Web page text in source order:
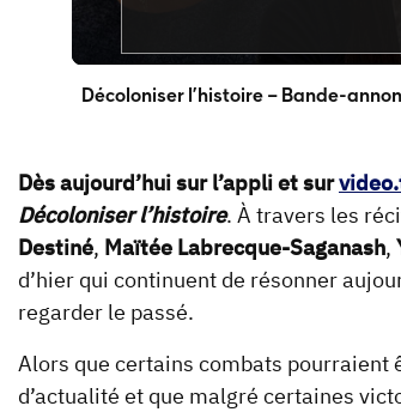
Décoloniser l’histoire – Bande-
Dès aujourd’hui sur l’appli et sur
Décoloniser l’histoire. À travers les
Destiné, Maïtée Labrecque-Saganash,
d’hier qui continuent de résonner
regarder le passé.
Alors que certains combats pourraient
d’actualité et que malgré certaines